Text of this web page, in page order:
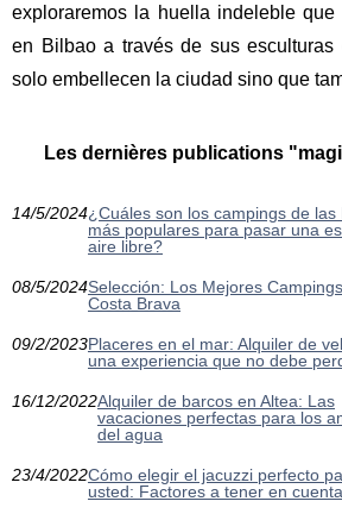
exploraremos la huella indeleble
en Bilbao a través de sus
solo embellecen la ciudad sino que
Les dernières publications
14/5/2024¿Cuáles son los campings de las
más populares para pasar una
aire libre?
08/5/2024Selección: Los Mejores
Costa Brava
09/2/2023Placeres en el mar: Alquiler de
una experiencia que no debe
16/12/2022Alquiler de barcos en Altea: Las
vacaciones perfectas para los
del agua
23/4/2022Cómo elegir el jacuzzi perfecto
usted: Factores a tener en cuenta